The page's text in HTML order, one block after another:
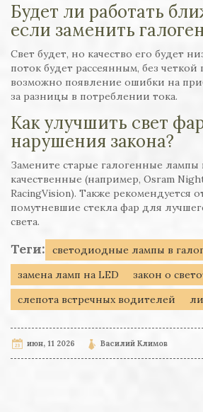
Будет ли работать
если заменить
Свет будет, но качество его будет
поток будет рассеянным, без
возможно появление ошибки на
за разницы в потреблении тока.
Как улучшить свет
нарушения закона?
Замените старые галогенные лампы
качественные (например, Osram
RacingVision). Также рекомендуется
помутневшие стекла фар для
света.
Теги:
светодиодные лампы в
замена ламп на LED
закон о
слепота встречных водителей
июн, 11 2026 Василий Климов